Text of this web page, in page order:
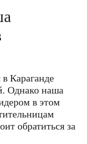
Караганде
Однако наша
в этом
обратиться за